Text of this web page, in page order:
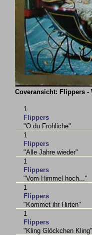
Coveransicht: Flippers
1
Flippers
"O du Fröhliche"
1
Flippers
"Alle Jahre wieder"
1
Flippers
"Vom Himmel hoch..."
1
Flippers
"Kommet ihr Hirten"
1
Flippers
"Kling Glöckchen Kling"